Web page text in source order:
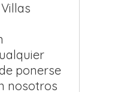
ponerse
nosotros